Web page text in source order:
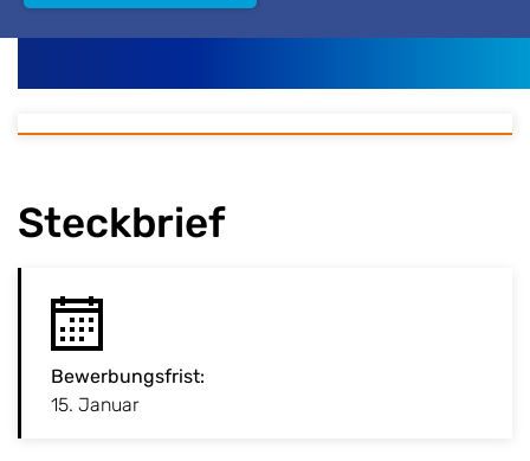
Steckbrief
Bewerbungsfrist:
15. Januar
Studiengang ist zulassungsbeschränkt. Bitte